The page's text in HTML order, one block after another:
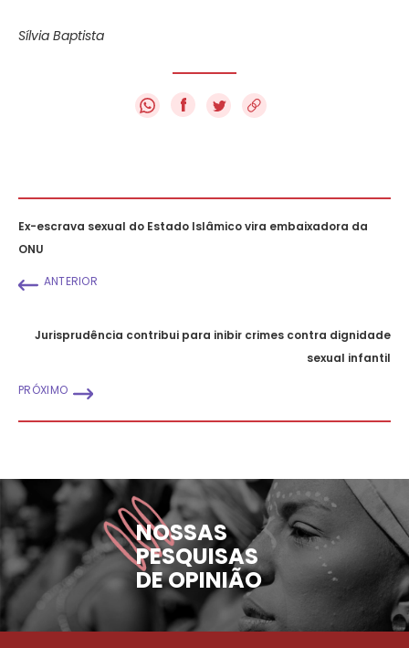
Sílvia Baptista
f
Ex-escrava sexual do Estado Islâmico vira embaixadora da
ONU
ANTERIOR
Jurisprudência contribui para inibir crimes contra dignidade
sexual infantil
PRÓXIMO
NOSSAS
PESQUISAS
DE OPINIÃO